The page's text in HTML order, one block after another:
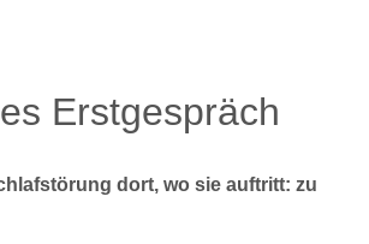
Erstgespräch
dort, wo sie auftritt: zu